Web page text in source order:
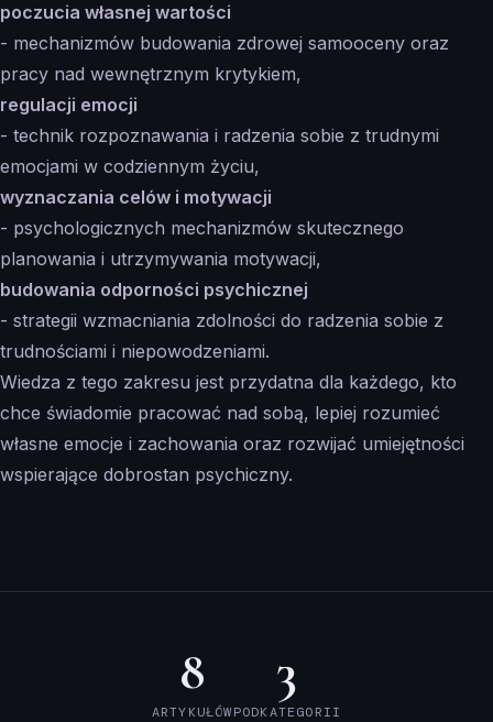
poczucia własnej wartości
- mechanizmów budowania zdrowej samooceny oraz
pracy nad wewnętrznym krytykiem,
regulacji emocji
- technik rozpoznawania i radzenia sobie z trudnymi
emocjami w codziennym życiu,
wyznaczania celów i motywacji
- psychologicznych mechanizmów skutecznego
planowania i utrzymywania motywacji,
budowania odporności psychicznej
- strategii wzmacniania zdolności do radzenia sobie z
trudnościami i niepowodzeniami.
Wiedza z tego zakresu jest przydatna dla każdego, kto
chce świadomie pracować nad sobą, lepiej rozumieć
własne emocje i zachowania oraz rozwijać umiejętności
wspierające dobrostan psychiczny.
8
ARTYKUŁÓW
3
PODKATEGORII